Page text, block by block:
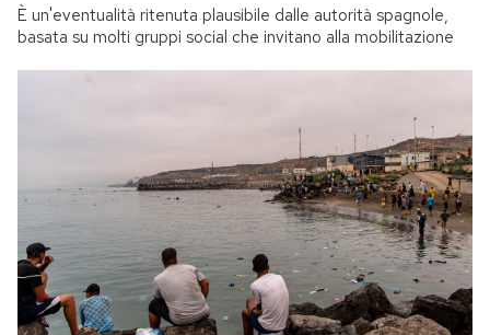
È un'eventualità ritenuta plausibile dalle autorità spagnole,
basata su molti gruppi social che invitano alla mobilitazione